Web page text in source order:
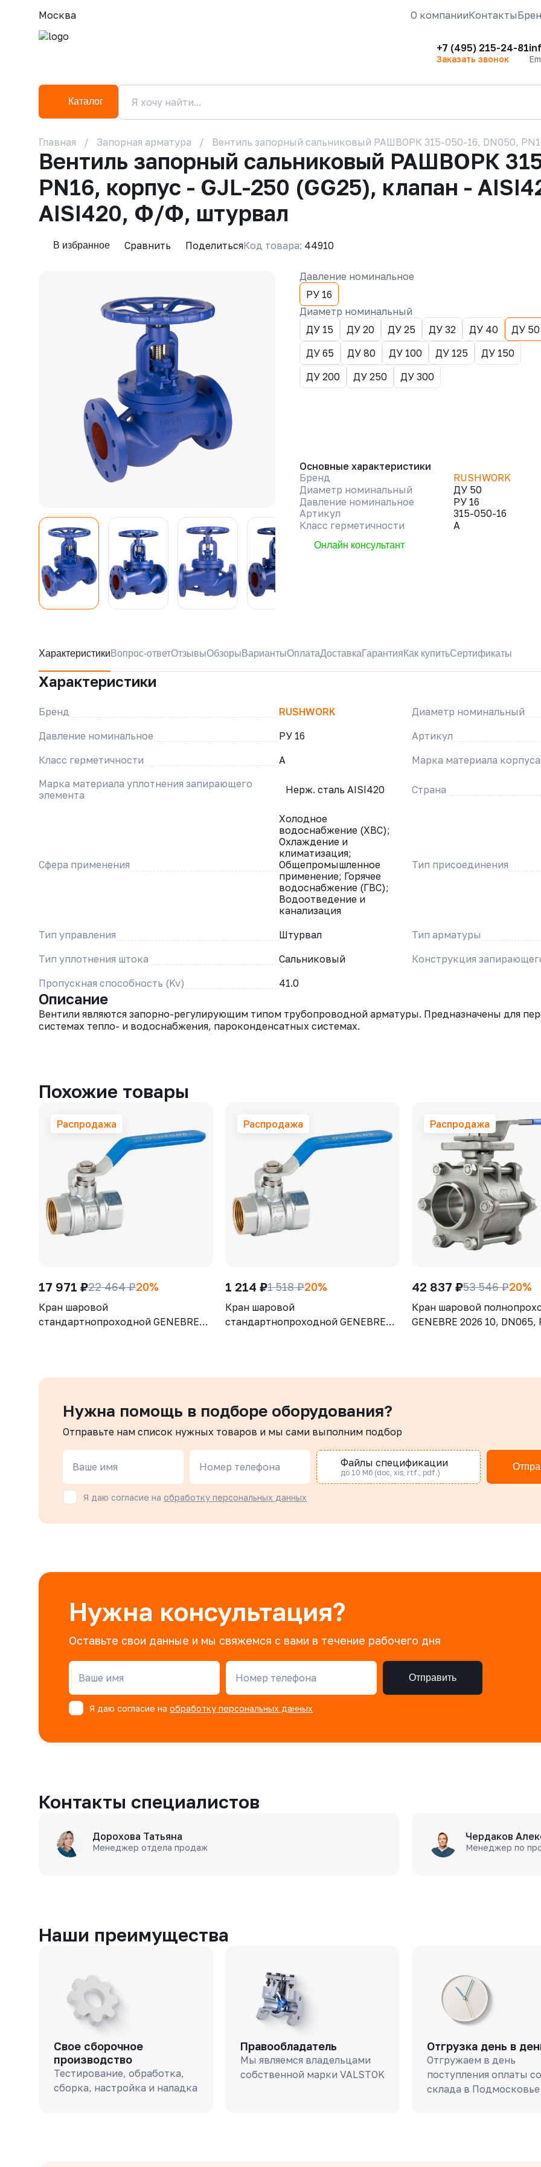
Москва О компанииКонтакты
+7 (495) 215-24-81
Заказать звонок
Каталог
Главная Запорная арматура Вентиль запорный сальниковый РАШВОРК 315-050-16, DN050,
Вентиль запорный сальниковый РАШВОРК
PN16, корпус - GJL-250 (GG25), клапан -
AISI420, Ф/Ф, штурвал
В избранное Сравнить ПоделитьсяКод товара: 44910
Давление номинальное
РУ 16
Диаметр номинальный
ДУ 15
ДУ 20 ДУ 25 ДУ 32 ДУ 40
ДУ 50
ДУ 65
ДУ 80 ДУ 100 ДУ 125
ДУ 150
ДУ 200
ДУ 250 ДУ 300
Основные характеристики
Бренд
RUSHWORK
Диаметр номинальный
ДУ 50
Давление номинальное
РУ 16
Артикул
315-050-16
Класс герметичности
A
Онлайн консультант
Характеристики Вопрос-ответОтзывыОбзоры ВариантыОплатаДоставка Гарантия Как купитьСертификаты
Характеристики
Бренд RUSHWORK Диаметр номинальный
Давление номинальное
РУ 16 Артикул
Класс герметичности
A Марка материала корпуса
Марка материала уплотнения запирающего
элемента
Нерж. сталь AISI420 Страна
Сфера применения
Холодное
водоснабжение (ХВС);
Охлаждение и
климатизация;
Общепромышленное
применение; Горячее
водоснабжение (ГВС);
Водоотведение и
канализация
Тип присоединения
Тип управления Штурвал Тип арматуры
Тип уплотнения штока
Сальниковый Конструкция
Пропускная способность (Kv)
41.0
Описание
Вентили являются запорно-регулирующим типом трубопроводной арматуры. Предназначены для
системах тепло- и водоснабжения, пароконденсатных системах.
Похожие товары
Распродажа
17 971 ₽22 464 ₽20%
Кран шаровой
стандартнопроходной GENEBRE
ВР/ВР, рукоятка-рычаг, резьба
Распродажа
1 214 ₽1 518 ₽20%
Кран шаровой
стандартнопроходной GENEBRE
ВР/ВР, рукоятка-рычаг, резьба
Распродажа
42 837 ₽53 546 ₽20%
Кран шаровой
GENEBRE 2026 10, DN065,
трехсоставной, ISO 5211,
Нужна помощь в подборе оборудования?
Отправьте нам список нужных товаров и мы сами выполним подбор
Ваше имя Номер телефона Файлы спецификации
до 10 Мб (doc, xis, rtf., pdf.)
Я даю согласие на обработку персональных данных
Нужна консультация?
Оставьте свои данные и мы свяжемся с вами в течение рабочего дня
Ваше имя Номер телефона Отправить
Я даю согласие на обработку персональных данных
Контакты специалистов
Дорохова Татьяна
Менеджер отдела продаж
Чердаков
Менеджер по
Наши преимущества
Свое сборочное
производство
Тестирование, обработка,
сборка, настройка и наладка
Правообладатель
Мы являемся владельцами
собственной марки VALSTOK
Отгрузка день в
Отгружаем в день
поступления оплаты со
склада в Подмосковье